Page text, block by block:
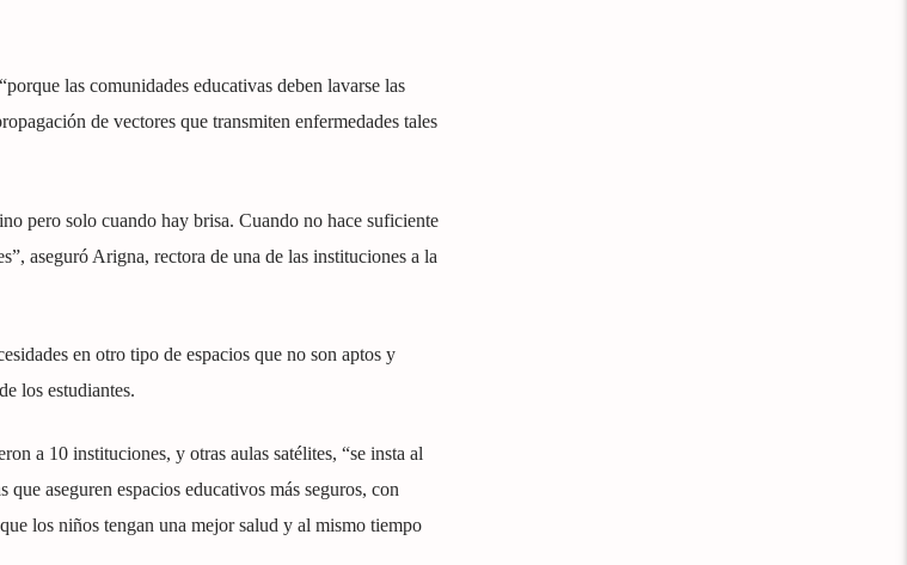
las comunidades educativas deben lavarse las
de vectores que transmiten enfermedades tales
pero solo cuando hay brisa. Cuando no hace suficiente
aseguró Arigna, rectora de una de las instituciones a la
en otro tipo de espacios que no son aptos y
los estudiantes.
a 10 instituciones, y otras aulas satélites, “se insta al
aseguren espacios educativos más seguros, con
los niños tengan una mejor salud y al mismo tiempo